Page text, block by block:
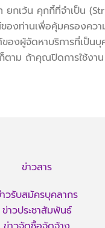
ยกเว้น คุกกี้ที่จำเป็น
งท่านเพื่อคุ้มครองค
องผู้จัดหาบริการที่เป็
ม ถ้าคุณปิดการใช้งา
ข่าวสาร
วรับสมัครบุคลากร
ข่าวประชาสัมพันธ์